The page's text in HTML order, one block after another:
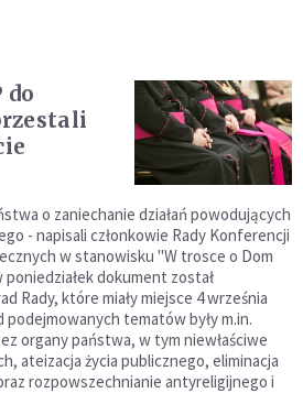
do
o zaniechanie działań powodujących
- napisali członkowie Rady Konferencji
w stanowisku "W trosce o Dom
dokument został
Rady, które miały miejsce 4 września
podejmowanych tematów były m.in.
organy państwa, w tym niewłaściwe
ateizacja życia publicznego, eliminacja
rozpowszechnianie antyreligijnego i